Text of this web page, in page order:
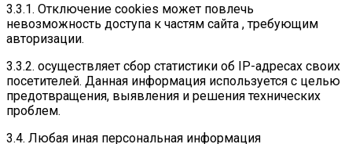
3.3.1. Отключение cookies может повлечь
невозможность доступа к частям сайта , требующим
авторизации.
3.3.2. осуществляет сбор статистики об IP-адресах своих
посетителей. Данная информация используется с целью
предотвращения, выявления и решения технических
проблем.
3.4. Любая иная персональная информация